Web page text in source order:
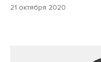
21 октября 2020